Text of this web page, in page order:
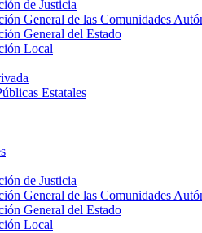
de Justicia
General de las Comunidades
General del Estado
Local
Estatales
de Justicia
General de las Comunidades
General del Estado
Local